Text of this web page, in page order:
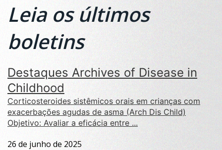
Leia os últimos
boletins
Destaques Archives of Disease in
Childhood
Corticosteroides sistêmicos orais em crianças com
exacerbações agudas de asma (Arch Dis Child)
Objetivo: Avaliar a eficácia entre ...
26 de junho de 2025